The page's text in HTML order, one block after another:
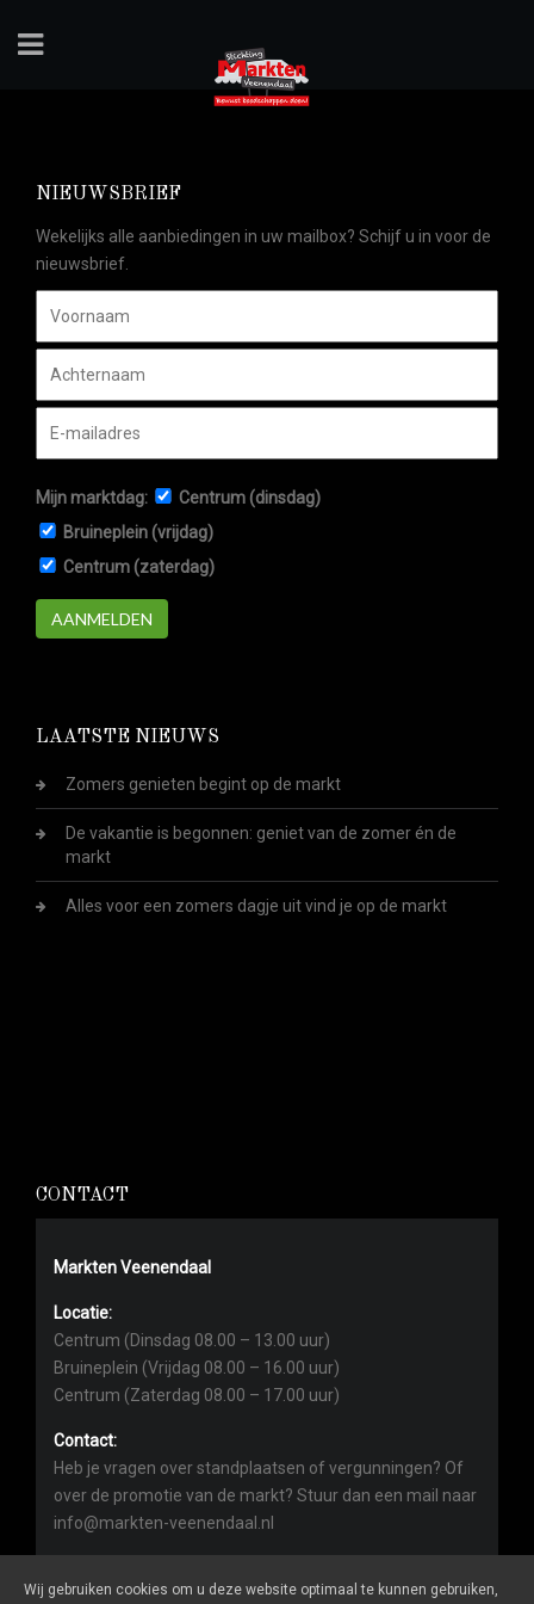
NIEUWSBRIEF
Wekelijks alle aanbiedingen in uw mailbox? Schijf u in voor de
nieuwsbrief.
Mijn marktdag:
Centrum (dinsdag)
Bruineplein (vrijdag)
Centrum (zaterdag)
AANMELDEN
LAATSTE NIEUWS
Zomers genieten begint op de markt
De vakantie is begonnen: geniet van de zomer én de
markt
Alles voor een zomers dagje uit vind je op de markt
CONTACT
Markten Veenendaal
Locatie:
Centrum (Dinsdag 08.00 – 13.00 uur)
Bruineplein (Vrijdag 08.00 – 16.00 uur)
Centrum (Zaterdag 08.00 – 17.00 uur)
Contact:
Heb je vragen over standplaatsen of vergunningen? Of
over de promotie van de markt? Stuur dan een mail naar
info@markten-veenendaal.nl
Wij gebruiken cookies om u deze website optimaal te kunnen gebruiken,